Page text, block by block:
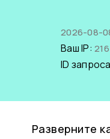
2026-08-
Ваш IP:
ID
Разверните